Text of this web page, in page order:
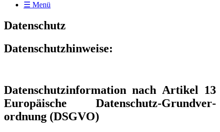
☰ Menü
Datenschutz
Datenschutzhinweise:
Datenschutzinformation nach Artikel 13
Europäische Datenschutz-Grundver­
ordnung (DSGVO)